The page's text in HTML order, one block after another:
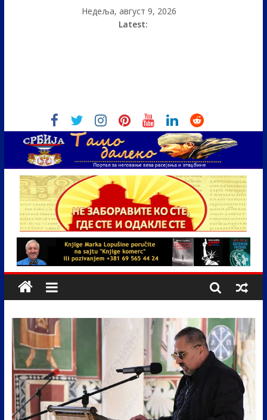
Недеља, август 9, 2026
Latest: